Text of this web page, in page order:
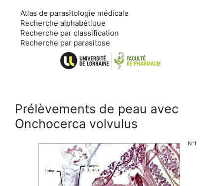
contenu
Atlas de parasitologie médicale
Recherche alphabétique
Recherche par classification
Recherche par parasitose
Prélèvements de peau avec
Onchocerca volvulus